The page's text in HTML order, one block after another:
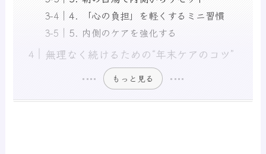
4. 「心の負担」を軽くするミニ習慣
5. 内側のケアを強化する
無理なく続けるための“年末ケアのコツ”
もっと見る